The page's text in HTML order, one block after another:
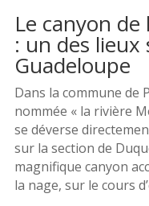
Le canyon
: un des lieux
Guadeloupe
Dans la commune
nommée « la rivière
se déverse
sur la section de
magnifique canyon
la nage, sur le cours